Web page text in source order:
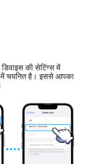
की सेटिंग्स में
में चयनित है। इससे आपका